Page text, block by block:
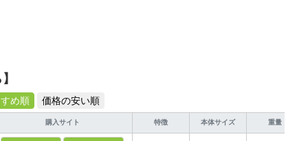
め順 価格の安い順
購入サイト 特徴 本体サイズ 重量